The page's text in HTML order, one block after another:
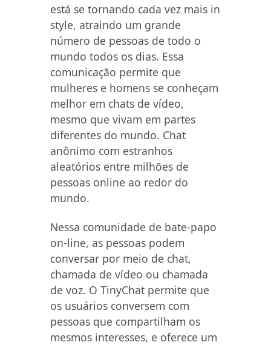
está se tornando cada vez mais in
style, atraindo um grande
número de pessoas de todo o
mundo todos os dias. Essa
comunicação permite que
mulheres e homens se conheçam
melhor em chats de vídeo,
mesmo que vivam em partes
diferentes do mundo. Chat
anônimo com estranhos
aleatórios entre milhões de
pessoas online ao redor do
mundo.
Nessa comunidade de bate-papo
on-line, as pessoas podem
conversar por meio de chat,
chamada de vídeo ou chamada
de voz. O TinyChat permite que
os usuários conversem com
pessoas que compartilham os
mesmos interesses, e oferece um